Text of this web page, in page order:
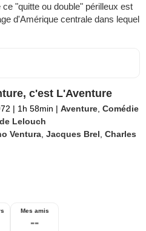
"quitte ou double" périlleux est
d'Amérique centrale dans lequel
c'est L'Aventure
| 1h 58min | Aventure ,Comédie
Lelouch
Ventura ,Jacques Brel ,Charles
Mes amis
--